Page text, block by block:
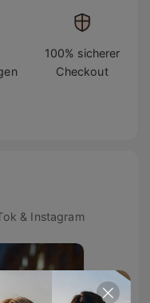
100% sicherer
Checkout
& Instagram